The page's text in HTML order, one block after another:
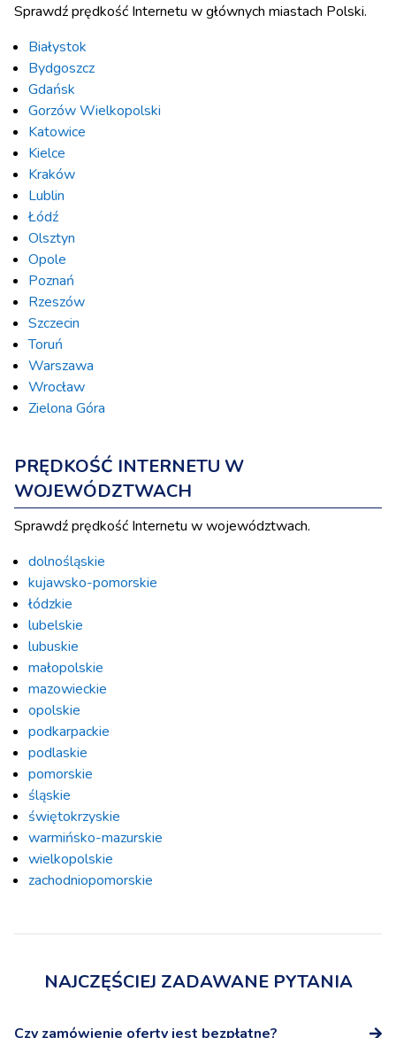
Sprawdź prędkość Internetu w głównych miastach Polski.
Białystok
Bydgoszcz
Gdańsk
Gorzów Wielkopolski
Katowice
Kielce
Kraków
Lublin
Łódź
Olsztyn
Opole
Poznań
Rzeszów
Szczecin
Toruń
Warszawa
Wrocław
Zielona Góra
PRĘDKOŚĆ INTERNETU W
WOJEWÓDZTWACH
Sprawdź prędkość Internetu w województwach.
dolnośląskie
kujawsko-pomorskie
łódzkie
lubelskie
lubuskie
małopolskie
mazowieckie
opolskie
podkarpackie
podlaskie
pomorskie
śląskie
świętokrzyskie
warmińsko-mazurskie
wielkopolskie
zachodniopomorskie
NAJCZĘŚCIEJ ZADAWANE PYTANIA
Czy zamówienie oferty jest bezpłatne?